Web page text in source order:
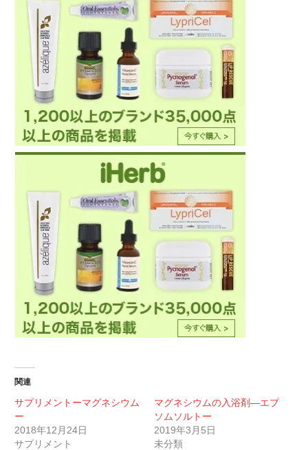
関連
サプリメントーマグネシウム
ー
2018年12月24日
サプリメント
マグネシウムの入浴剤―エプ
ソムソルトー
2019年3月5日
未分類